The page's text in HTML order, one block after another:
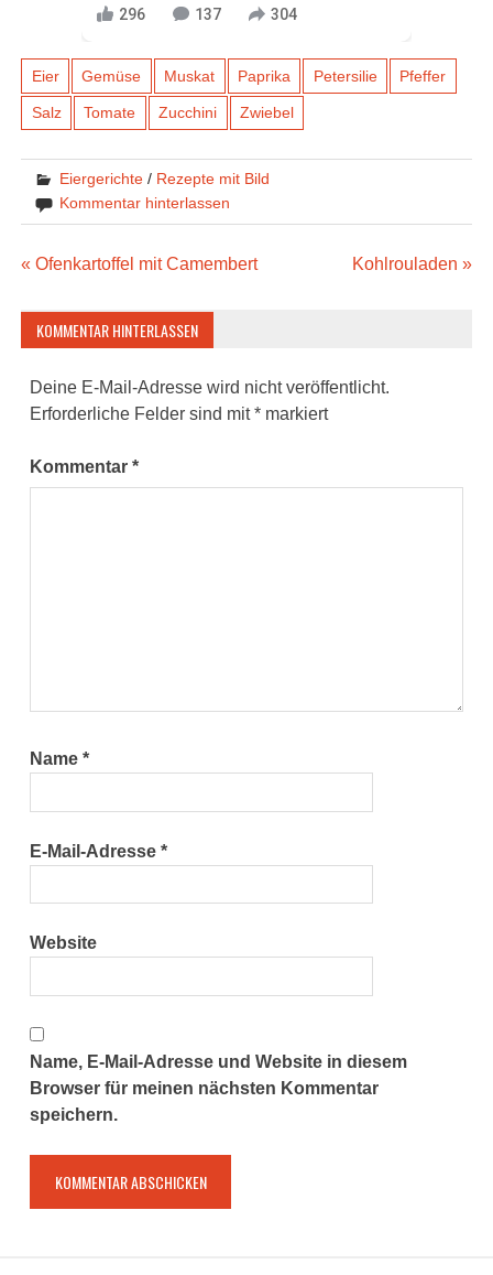
296 137 304
Eier Gemüse Muskat Paprika Petersilie Pfeffer
Salz Tomate Zucchini Zwiebel
Eiergerichte / Rezepte mit Bild
Kommentar hinterlassen
Beitragsnavigation
« Ofenkartoffel mit Camembert Kohlrouladen »
KOMMENTAR HINTERLASSEN
Deine E-Mail-Adresse wird nicht veröffentlicht.
Erforderliche Felder sind mit* markiert
Kommentar*
Name*
E-Mail-Adresse*
Website
Name, E-Mail-Adresse und Website in diesem
Browser für meinen nächsten Kommentar
speichern.